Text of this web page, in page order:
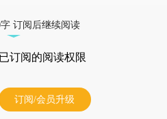
订阅后继续阅读
订阅的阅读权限
订阅/会员升级